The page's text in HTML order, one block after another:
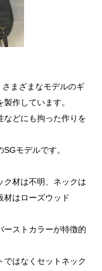
まざまなモデルのギ
作しています。
などにも拘った作りを
モデルです。
ク材は不明、ネックは
材はローズウッド
ーストカラーが特徴的
ではなくセットネック